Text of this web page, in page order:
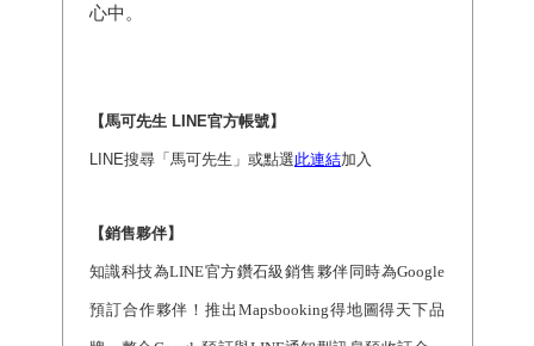
心中。
【馬可先生 LINE官方帳號】
LINE搜尋「馬可先生」或點選此連結加入
【銷售夥伴】
知識科技為LINE官方鑽石級銷售夥伴同時為Google
預訂合作夥伴！推出 Mapsbooking得地圖得天下品